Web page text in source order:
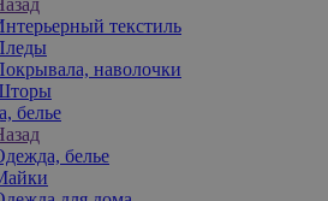
текстиль
наволочки
белье
белье